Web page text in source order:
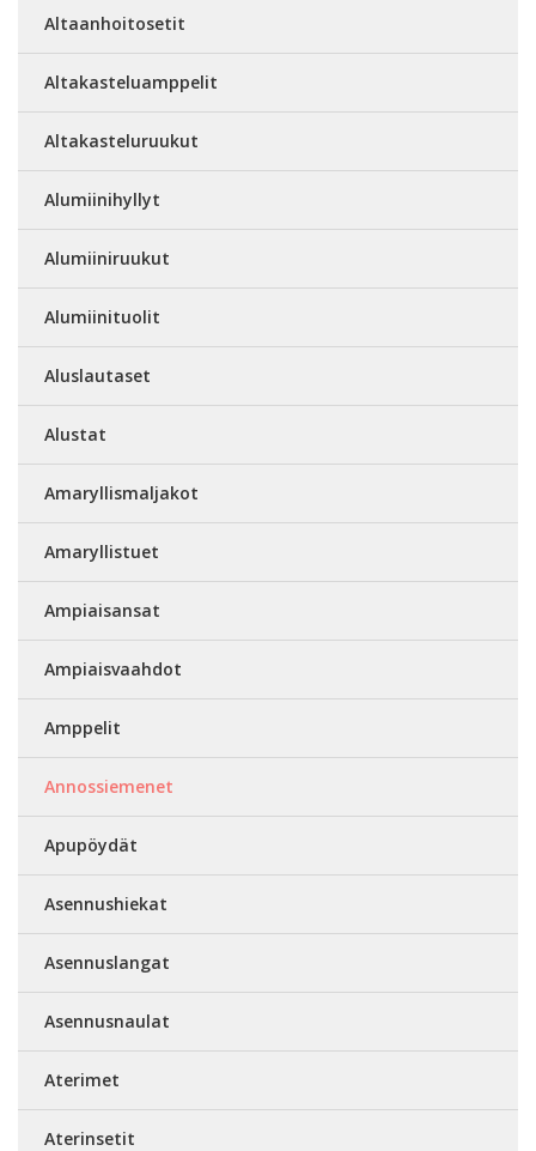
Altaanhoitosetit
Altakasteluamppelit
Altakasteluruukut
Alumiinihyllyt
Alumiiniruukut
Alumiinituolit
Aluslautaset
Alustat
Amaryllismaljakot
Amaryllistuet
Ampiaisansat
Ampiaisvaahdot
Amppelit
Annossiemenet
Apupöydät
Asennushiekat
Asennuslangat
Asennusnaulat
Aterimet
Aterinsetit